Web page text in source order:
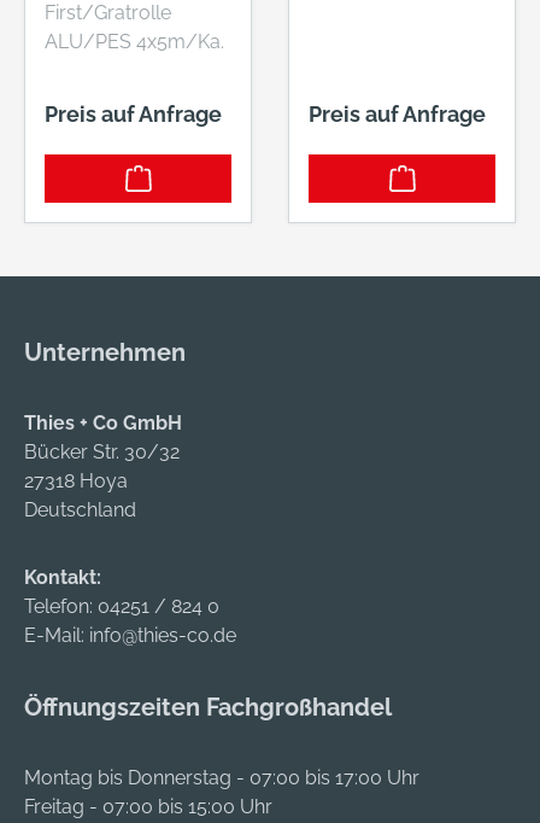
First/Gratrolle
ALU/PES 4x5m/Ka.
Preis auf Anfrage Preis auf Anfrage
Unternehmen
Thies + Co GmbH
Bücker Str. 30/32
27318 Hoya
Deutschland
Kontakt:
Telefon: 04251 / 824 0
E-Mail: info@thies-co.de
Öffnungszeiten Fachgroßhandel
Montag bis Donnerstag - 07:00 bis 17:00 Uhr
Freitag - 07:00 bis 15:00 Uhr